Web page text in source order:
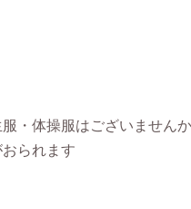
・体操服はございません
られます